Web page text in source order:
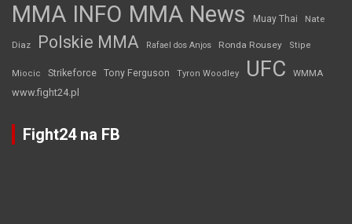
MMA INFO MMA News Muay Thai Nate
Diaz Polskie MMA Rafael dos Anjos Ronda Rousey Stipe
Miocic Strikeforce Tony Ferguson Tyron Woodley UFC WMMA
www.fight24.pl
Fight24 na FB